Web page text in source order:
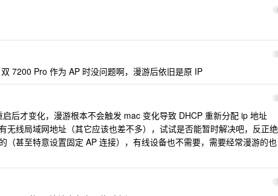
4
5
7200 Pro 作为 AP 时没问题啊，漫游后依旧是原 IP
6
后才变化，漫游根本不会触发 mac 变化导致 DHCP 重新分配 ip 地址
无线局域网地址（其它应该也差不多），试试是否能暂时解决吧，反正绝
（甚至特意设置固定 AP 连接），有线设备也不需要，需要经常漫游的也
7